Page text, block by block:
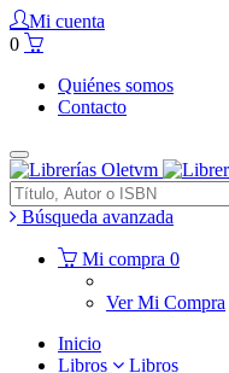
Mi cuenta
0
Quiénes somos
Contacto
Búsqueda avanzada
Mi compra 0
Ver Mi Compra
Inicio
Libros
Libros